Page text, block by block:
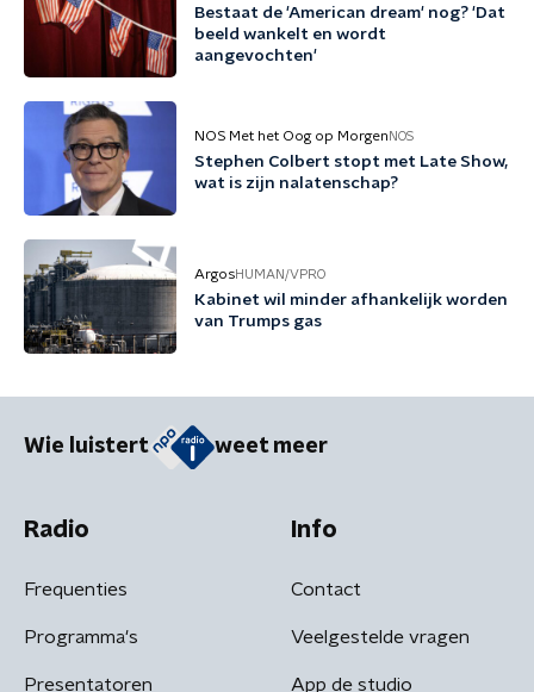
Bestaat de 'American dream' nog? 'Dat
beeld wankelt en wordt
aangevochten'
NOS Met het Oog op Morgen NOS
Stephen Colbert stopt met Late Show,
wat is zijn nalatenschap?
ArgosHUMAN/VPRO
Kabinet wil minder afhankelijk worden
van Trumps gas
Wie luistert weet meer
Radio
Frequenties
Programma's
Presentatoren
Info
Contact
Veelgestelde vragen
App de studio